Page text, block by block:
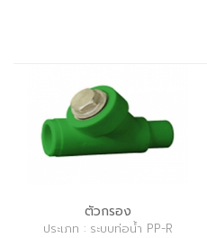
ตัวกรอง
ประเภท : ระบบท่อน้ำ PP-R